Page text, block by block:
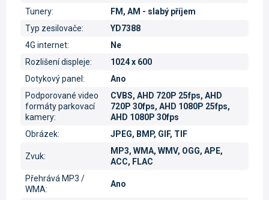
Tunery:
FM, AM - slabý příjem
Typ zesilovače:
YD7388
4G internet:
Ne
Rozlišení displeje:
1024 x 600
Dotykový panel :
Ano
Podporované video
formáty parkovací
kamery:
CVBS, AHD 720P 25fps, AHD
720P 30fps, AHD 1080P 25fps,
AHD 1080P 30fps
Obrázek: JPEG, BMP, GIF, TIF
Zvuk:
MP3, WMA, WMV, OGG, APE,
ACC, FLAC
Přehrává MP3 /
WMA:
Ano